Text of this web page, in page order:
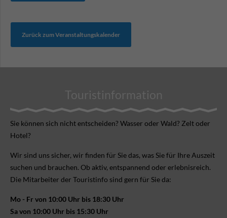
Zurück zum Veranstaltungskalender
Touristinformation
Sie können sich nicht ent­scheiden? Wasser oder Wald? Zelt oder
Hotel?
Wir sind uns sicher, wir finden für Sie das, was Sie für Ihre Aus­zeit
suchen und brauchen. Ob aktiv, ent­spannend oder erlebnis­reich.
Die Mitarbeiter der Touristinfo sind gern für Sie da:
Mo - Fr von 10:00 Uhr bis 18:30 Uhr
Sa von 10:00 Uhr bis 15:30 Uhr